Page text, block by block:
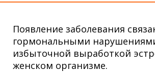
Появление заболевания
гормональными
избыточной выработкой
женском организме.